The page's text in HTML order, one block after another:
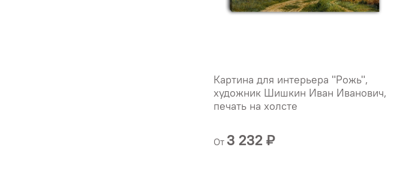
Картина для интерьера "Рожь",
художник Шишкин Иван Иванович,
печать на холсте
От 3 232 ₽